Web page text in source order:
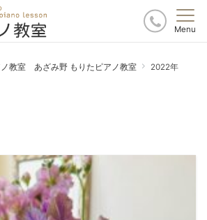
Menu
教室 あざみ野 もりたピアノ教室 2022年